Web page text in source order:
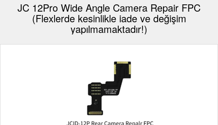
JC 12Pro Wide Angle Camera Repair FPC
(Flexlerde kesinlikle iade ve değişim
yapılmamaktadır!)